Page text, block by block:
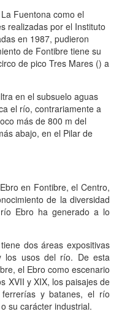
Fuentona como el
realizadas por el Instituto
en 1987, pudieron
de Fontibre tiene su
de pico Tres Mares () a
en el subsuelo aguas
el río, contrariamente a
más de 800 m del
abajo, en el Pilar de
en Fontibre, el Centro,
de la diversidad
Ebro ha generado a lo
tiene dos áreas expositivas
los usos del río. De esta
el Ebro como escenario
XVII y XIX, los paisajes de
y batanes, el río
su carácter industrial.